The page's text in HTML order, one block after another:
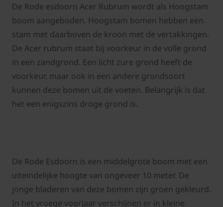
De Rode esdoorn Acer Rubrum wordt als Hoogstam
boom aangeboden. Hoogstam bomen hebben een
stam met daarboven de kroon met de vertakkingen.
De Acer rubrum staat bij voorkeur in de volle grond
in een zandgrond. Een licht zure grond heeft de
voorkeur, maar ook in een andere grondsoort
kunnen deze bomen uit de voeten. Belangrijk is dat
het een enigszins droge grond is.
De Rode Esdoorn is een middelgrote boom met een
uiteindelijke hoogte van ongeveer 10 meter. De
jonge bladeren van deze bomen zijn groen gekleurd.
In het vroege voorjaar verschijnen er in kleine